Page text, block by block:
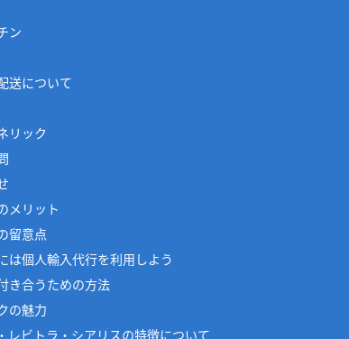
ン
送について
リック
メリット
留意点
は個人輸入代行を利用しよう
き合うための方法
の魅力
レビトラ・シアリスの特徴について